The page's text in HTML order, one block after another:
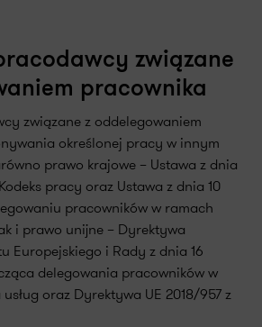
związane
pracownika
związane z oddelegowaniem
określonej pracy w innym
prawo krajowe – Ustawa z dnia
pracy oraz Ustawa z dnia 10
pracowników w ramach
i prawo unijne – Dyrektywa
Europejskiego i Rady z dnia 16
delegowania pracowników w
oraz Dyrektywa UE 2018/957 z